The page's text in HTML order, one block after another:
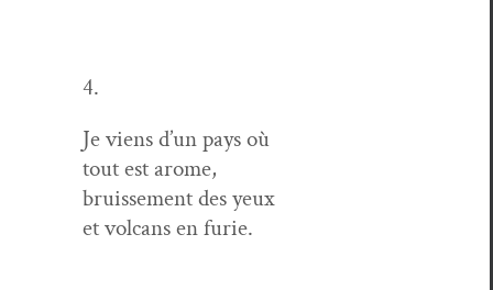
4.
Je viens d’un pays où
tout est arome,
bruisse­ment des yeux
et vol­cans en furie.